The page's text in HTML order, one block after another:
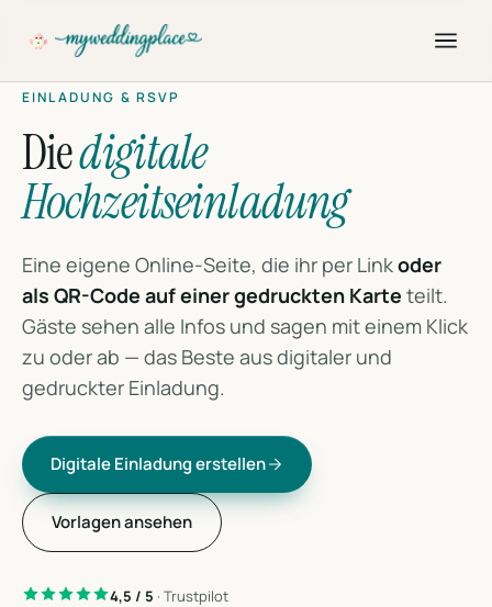
EINLADUNG & RSVP
Diedigitale
Hochzeitseinladung
Eine eigene Online-Seite, die ihr per Linkoder
als QR-Code auf einer gedruckten Karte teilt.
Gäste sehen alle Infos und sagen mit einem Klick
zu oder ab — das Beste aus digitaler und
gedruckter Einladung.
Digitale Einladung erstellen
Vorlagen ansehen
4,5 / 5 · Trustpilot